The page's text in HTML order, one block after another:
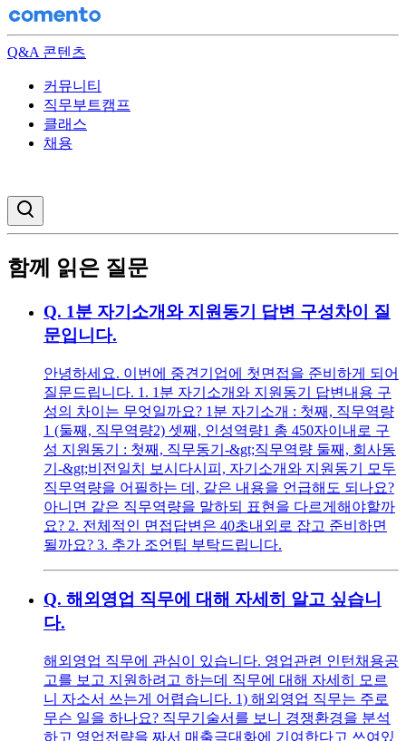
Q&A 콘텐츠
커뮤니티
직무부트캠프
클래스
채용
함께 읽은 질문
Q. 1분 자기소개와 지원동기 답변 구성차이 질
문입니다.
안녕하세요. 이번에 중견기업에 첫면접을 준비하게 되어
질문드립니다. 1. 1분 자기소개와 지원동기 답변내용 구
성의 차이는 무엇일까요? 1분 자기소개 : 첫째, 직무역량
1 (둘째, 직무역량2) 셋째, 인성역량1 총 450자이내로 구
성 지원동기 : 첫째, 직무동기-&gt;직무역량 둘째, 회사동
기-&gt;비전일치 보시다시피, 자기소개와 지원동기 모두
직무역량을 어필하는 데, 같은 내용을 언급해도 되나요?
아니면 같은 직무역량을 말하되 표현을 다르게해야할까
요? 2. 전체적인 면접답변은 40초내외로 잡고 준비하면
될까요? 3. 추가 조언팁 부탁드립니다.
Q. 해외영업 직무에 대해 자세히 알고 싶습니
다.
해외영업 직무에 관심이 있습니다. 영업관련 인턴채용공
고를 보고 지원하려고 하는데 직무에 대해 자세히 모르
니 자소서 쓰는게 어렵습니다. 1) 해외영업 직무는 주로
무슨 일을 하나요? 직무기술서를 보니 경쟁환경을 분석
하고 영업전략을 짜서 매출극대화에 기여한다고 쓰여있